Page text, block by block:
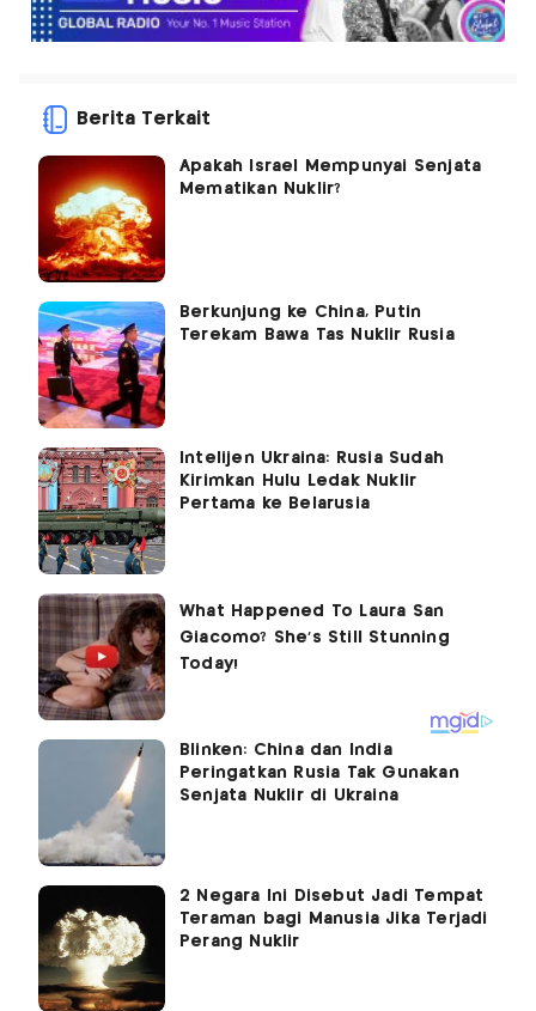
Berita Terkait
Apakah Israel Mempunyai Senjata
Mematikan Nuklir?
Berkunjung ke China, Putin
Terekam Bawa Tas Nuklir Rusia
Intelijen Ukraina: Rusia Sudah
Kirimkan Hulu Ledak Nuklir
Pertama ke Belarusia
Blinken: China dan India
Peringatkan Rusia Tak Gunakan
Senjata Nuklir di Ukraina
2 Negara Ini Disebut Jadi Tempat
Teraman bagi Manusia Jika Terjadi
Perang Nuklir